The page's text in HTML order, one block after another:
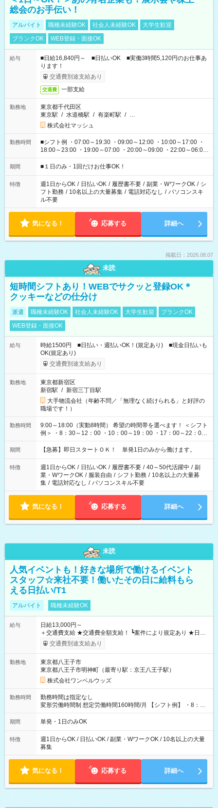
総会のお手伝い！
アルバイト 職種未経験OK 社会人未経験OK
大学生歓迎
ブランクOK
WEB登録・面接OK
給与
■日給16,840円～ ■日払いOK ■実働3時間5,120円のお仕事あ
ります！
交通費別途支給あり
交通費 一部支給
勤務地
東京都千代田区
東京駅 / 水道橋駅 / 有楽町駅 / …
株式会社マッシュ
勤務時間
■シフト例 ・07:00～19:30 ・09:00～12:00 ・10:00～17:00 ・
18:00～23:00 ・19:00～07:00 ・20:00～09:00 ・22:00～06:00
etc ★最短で3時間で5,120円のお仕事から 15時間で2万円近く稼
げるお仕事も！ ご希望のお時間に合わせてご紹介！ ※シフトは
ください！
期間 ■１日のみ・1回だけお仕事OK！
特徴 週1日からOK / 日払いOK / 履歴書不要 / 副業・WワークOK / シ
フト勤務 / 10名以上の大量募集 / 電話対応なし / パソコンスキ
ル不要
気になる！ 応募する 詳細へ
掲載日：2026.08.07
未読
短時間シフトあり！WEBでサクッと登録OK＊
クッキーなどの仕分け
派遣 職種未経験OK 社会人未経験OK 大学生歓迎
ブランクOK
WEB登録・面接OK
給与
時給1500円 ■日払い・週払いOK！(規定あり) ■現金日払いも
OK(規定あり)
交通費別途支給あり
勤務地
東京都新宿区
新宿駅 / 新宿三丁目駅
大手物流会社（年齢不問／「無理なく続けられる」と好評の
職場です！）
勤務時間
9:00～18:00（実動8時間） 希望の時間帯を選べます！ ＜シフト
例＞ ・8：30～12：00 ・10：00～19：00 ・17：00～22：00
・13：00～22：00 ・22：00～翌6：00 など
期間 【急募】即日スタートＯＫ！ 単発1日のみから働けます。
特徴 週1日からOK / 日払いOK / 履歴書不要 / 40～50代活躍中 / 副
業・WワークOK / 服装自由 / シフト勤務 / 10名以上の大量募
集 / 電話対応なし / パソコンスキル不要
気になる！ 応募する 詳細へ
未読
人気イベントも！好きな場所で働けるイベント
スタッフ☆来社不要！働いたその日に給料もら
える日払い/T1
アルバイト 職種未経験OK
給与
日給13,000円～
＋交通費支給 ★交通費全額支給！ ┗案件により規定あり ★日払
いOK！（規定あり） ┗働いたその日に現金GET♪ お仕事後はコ
ンビニATMから 日払い分を引き落とせます！ 【試用期間】試
交通費別途支給あり
勤務地
東京都八王子市
東京都八王子市明神町（最寄り駅：京王八王子駅）
株式会社ワンベルウッズ
勤務時間
勤務時間は指定なし
変形労働時間制 想定労働時間160時間/月 【シフト例】 ・8：00
～21：00
期間 単発・1日のみOK
特徴
週1日からOK / 日払いOK / 副業・WワークOK / 10名以上の大量
募集
気になる！ 応募する 詳細へ